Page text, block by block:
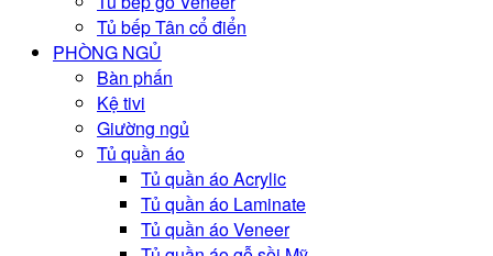
Tủ bếp Tân cổ điển
PHÒNG NGỦ
Bàn phấn
Kệ tivi
Giường ngủ
Tủ quần áo
Tủ quần áo Acrylic
Tủ quần áo Laminate
Tủ quần áo Veneer